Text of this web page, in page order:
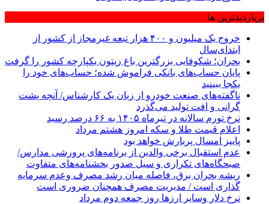
پربازدیدترین ها
خروج یک میلیون و ۴۰۰ هزار تبعه غیرمجاز از کشور از
ابتدای‌سال
بحران؛ شکوفایی بزرگترین باغ زیتون یکپارچه کشور را گرفت
پایان حساب‌های بانکی فراموش شده؛ حساب‌های خود را
یکجا ببینید
ناگفته‌های صنعت خودرو از زبان یک کارشناس/ آنچه پشت
گرانی و افت تولید می‌گذرد
نرخ تورم سالانه در تیرماه ۱۴۰۵ به ۶۶ درصد رسید
اعلام قیمت طلا و سکه امروز هشتم مرداد
پاییز امسال پربارش خواهد بود
عدم استقبال برخی والدین از برنامه‌های پرورشی مدارس/
صبحگاه‌های تکراری و سیل صدور بخشنامه‌های متفاوت
ریشه بحران برق، فاصله میان رشد مصرف وعدم سرمایه
گذاری است / مدیریت مصرف همچنان ضروری است
نرخ دلار وسایر ارزها روز جمعه دوم مرداد